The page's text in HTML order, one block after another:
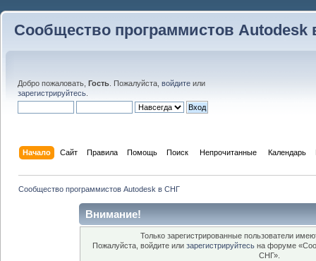
Сообщество программистов Autodesk
Добро пожаловать, Гость . Пожалуйста, войдите или
зарегистрируйтесь
Начало Сайт Правила Помощь Поиск Непрочитанные Календарь
Сообщество программистов Autodesk в СНГ
Внимание!
Только зарегистрированные пользователи
Пожалуйста, войдите или зарегистрируйтесь на форуме
СНГ».